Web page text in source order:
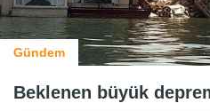
Gündem
Beklenen büyük